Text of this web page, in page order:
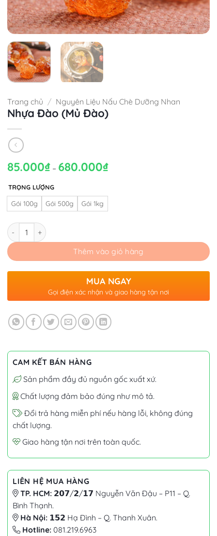
Trang chủ / Nguyên Liệu Nấu Chè Dưỡng Nhan
Nhựa Đào (Mủ Đào)
85.000₫ – 680.000₫Khoảng
TRỌNG LƯỢNG
Gói 100g Gói 500g Gói 1kg
Số lượng
Thêm vào giỏ hàng
MUA NGAY
Gọi điện xác nhận và giao hàng tận nơi
CAM KẾT BÁN HÀNG
Sản phẩm đầy đủ nguồn gốc xuất xứ.
Chất lượng đảm bảo đúng như mô tả.
Đổi trả hàng miễn phí nếu hàng lỗi, không đúng
chất lượng.
Giao hàng tận nơi trên toàn quốc.
LIÊN HỆ MUA HÀNG
TP. HCM: 𝟮𝟬𝟳/𝟮/𝟭𝟳 Nguyễn Văn Đậu – P11 – Q.
Bình Thạnh.
Hà Nội: 𝟭𝟱𝟮 Hạ Đình – Q. Thanh Xuân.
Hotline: 081.219.6963